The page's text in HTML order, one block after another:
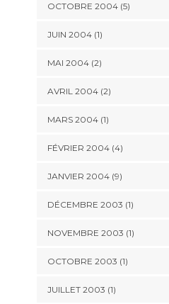
OCTOBRE 2004 (5)
JUIN 2004 (1)
MAI 2004 (2)
AVRIL 2004 (2)
MARS 2004 (1)
FÉVRIER 2004 (4)
JANVIER 2004 (9)
DÉCEMBRE 2003 (1)
NOVEMBRE 2003 (1)
OCTOBRE 2003 (1)
JUILLET 2003 (1)